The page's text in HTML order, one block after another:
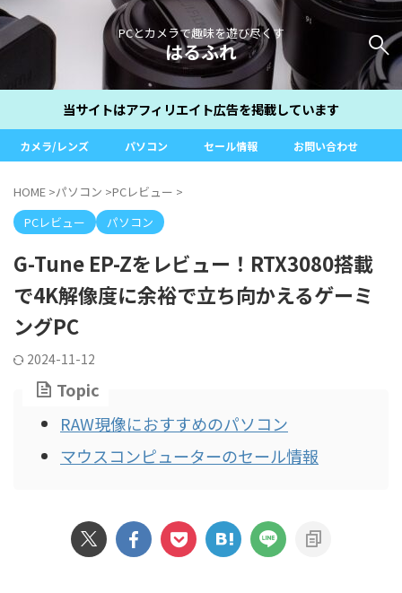
PCとカメラで趣味を遊び尽くす
はるふれ
当サイトはアフィリエイト広告を掲載しています
カメラ/レンズ パソコン セール情報 お問い合わせ
HOME >パソコン >PCレビュー >
PCレビュー
パソコン
G-Tune EP-Zをレビュー！RTX3080搭載
で4K解像度に余裕で立ち向かえるゲーミ
ングPC
2024-11-12
Topic
RAW現像におすすめのパソコン
マウスコンピューターのセール情報